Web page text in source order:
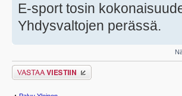
E-sport tosin
Yhdysvaltojen perässä.
Lähetä vastaus